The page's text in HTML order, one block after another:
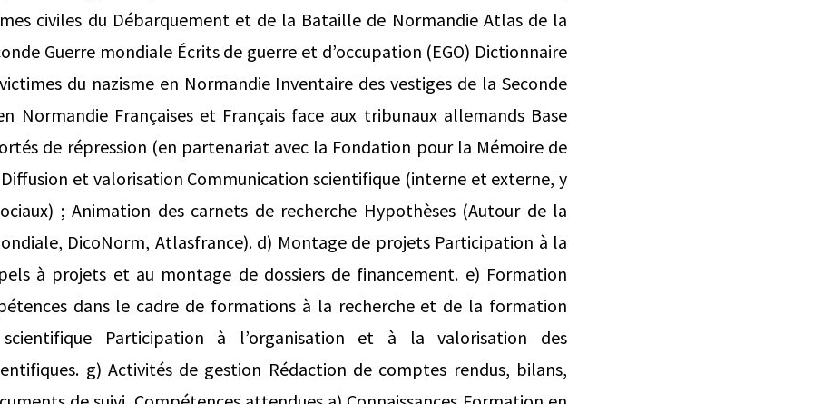
civiles du Débarquement et de la Bataille de Normandie Atlas de la
Guerre mondiale Écrits de guerre et d’occupation (EGO) Dictionnaire
du nazisme en Normandie Inventaire des vestiges de la Seconde
Normandie Françaises et Français face aux tribunaux allemands Base
de répression (en partenariat avec la Fondation pour la Mémoire de
et valorisation Communication scientifique (interne et externe, y
; Animation des carnets de recherche Hypothèses (Autour de la
DicoNorm, Atlasfrance). d) Montage de projets Participation à la
à projets et au montage de dossiers de financement. e) Formation
dans le cadre de formations à la recherche et de la formation
Participation à l’organisation et à la valorisation des
g) Activités de gestion Rédaction de comptes rendus, bilans,